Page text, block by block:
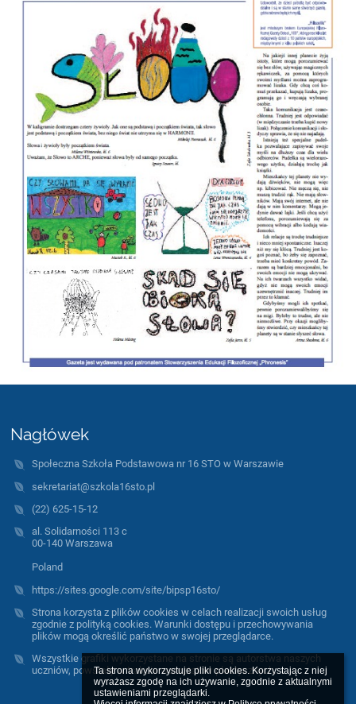
Ta strona wykorzystuje pliki cookies. Korzystając z niej
wyrażasz zgodę na ich używanie, zgodnie z aktualnymi
ustawieniami przeglądarki.
Nagłówek
Społeczna Szkoła Podstawowa nr 16 STO w Warszawie
sekretariat@szkola16sto.pl
(22) 625-15-12
al. Solidarności 113 c
00-140 Warszawa
Poland
https://sites.google.com/site/bipsp16sto/
Strona korzysta z plików cookies w celach realizacji swoich usług
zgodnie z polityką cookies. Warunki dostępu i przechowywania
plików mogą określić państwo w swojej przeglądarce.
Wszystkie grafiki wykorzystane na stronie są autorstwa naszych
uczniów, powstały w trakcie warsztatów plastycznych.